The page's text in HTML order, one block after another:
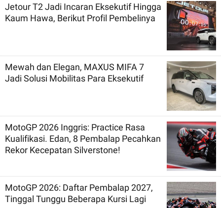
Jetour T2 Jadi Incaran Eksekutif Hingga
Kaum Hawa, Berikut Profil Pembelinya
Mewah dan Elegan, MAXUS MIFA 7
Jadi Solusi Mobilitas Para Eksekutif
MotoGP 2026 Inggris: Practice Rasa
Kualifikasi. Edan, 8 Pembalap Pecahkan
Rekor Kecepatan Silverstone!
MotoGP 2026: Daftar Pembalap 2027,
Tinggal Tunggu Beberapa Kursi Lagi